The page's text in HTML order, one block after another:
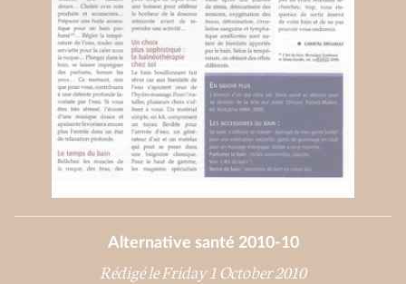
Alternative santé 2010-10
Rédigé le Friday 1 October 2010